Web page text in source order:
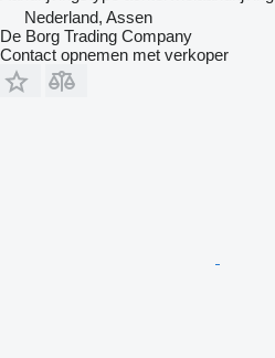
Nederland, Assen
De Borg Trading Company
Contact opnemen met verkoper